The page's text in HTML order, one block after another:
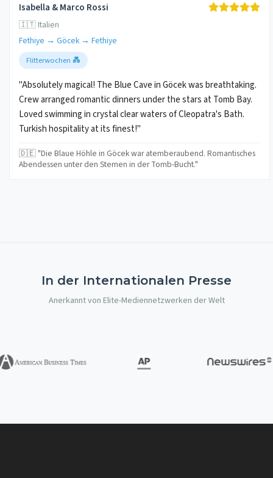
Isabella & Marco Rossi
🇮🇹 Italien
Fethiye → Göcek → Fethiye
Flitterwochen 💑
"Absolutely magical! The Blue Cave in Göcek was breathtaking.
Crew arranged romantic dinners under the stars at Tomb Bay.
Loved swimming in crystal clear waters of Cleopatra's Bath.
Turkish hospitality at its finest!"
🇩🇪 "Die Blaue Höhle in Göcek war atemberaubend. Romantisches
Abendessen unter den Sternen in der Tomb-Bucht."
In der Internationalen Presse
Anerkannt von Elite-Mediennetzwerken der Welt